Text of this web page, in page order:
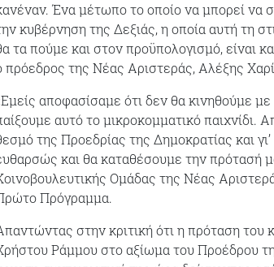
Ένα μέτωπο το οποίο να μπορεί να
κυβέρνηση της Δεξιάς, η οποία αυτή τη
τα πούμε και στον προϋπολογισμό, είναι
πρόεδρος της Νέας Αριστεράς, Αλέξης
αποφασίσαμε ότι δεν θα κινηθούμε
αυτό το μικροκομματικό παιχνίδι.
της Προεδρίας της Δημοκρατίας και
και θα καταθέσουμε την πρότασή
Ομάδας της Νέας
Πρόγραμμα.
στην κριτική ότι η πρόταση του
Ράμμου στο αξίωμα του Προέδρου